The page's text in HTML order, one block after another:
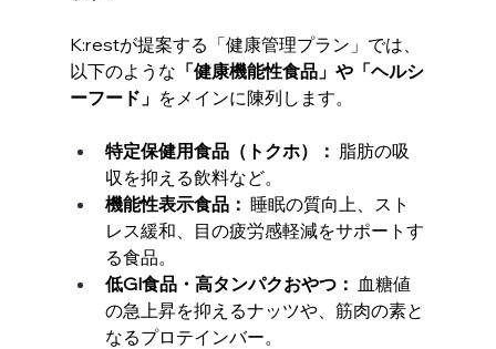
K:restが提案する「健康管理プラン」では、
以下のような 「健康機能性食品」や「ヘルシ
ーフード」 をメインに陳列します。
特定保健用食品（トクホ）： 脂肪の吸
収を抑える飲料など。
機能性表示食品： 睡眠の質向上、スト
レス緩和、目の疲労感軽減をサポートす
る食品。
低GI食品・高タンパクおやつ： 血糖値
の急上昇を抑えるナッツや、筋肉の素と
なるプロテインバー。